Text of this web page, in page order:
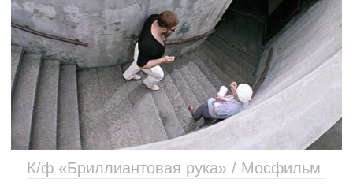
К/ф «Бриллиантовая рука» / Мосфильм